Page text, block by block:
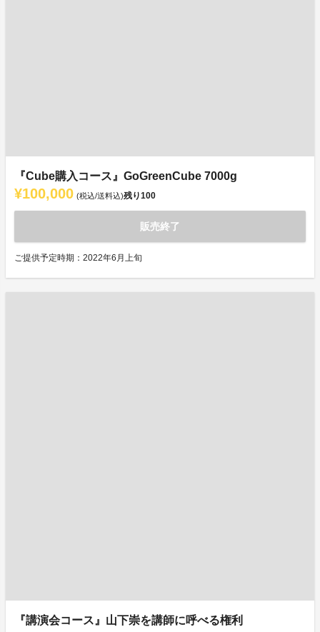
『Cube購入コース』GoGreenCube 7000g
¥100,000 (税込/送料込)残り100
販売終了
ご提供予定時期：2022年6月上旬
『講演会コース』山下崇を講師に呼べる権利